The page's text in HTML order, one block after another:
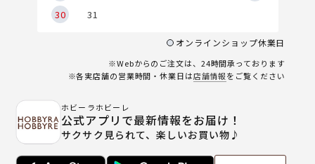
30
31
オンラインショップ休業日
※Webからのご注文は、24時間承っております
※各実店舗の営業時間・休業日は店舗情報をご覧ください
ホビーラホビーレ
公式アプリで最新情報をお届け！
サクサク見られて、楽しいお買い物♪